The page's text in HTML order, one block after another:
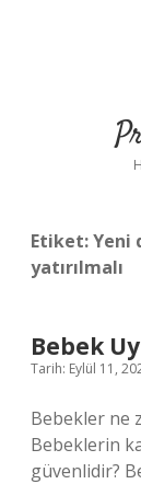
Etiket:Yeni
yatırılmalı
Bebek
Tarih: Eylül 11,
Bebekler ne
Bebeklerin
güvenlidir?